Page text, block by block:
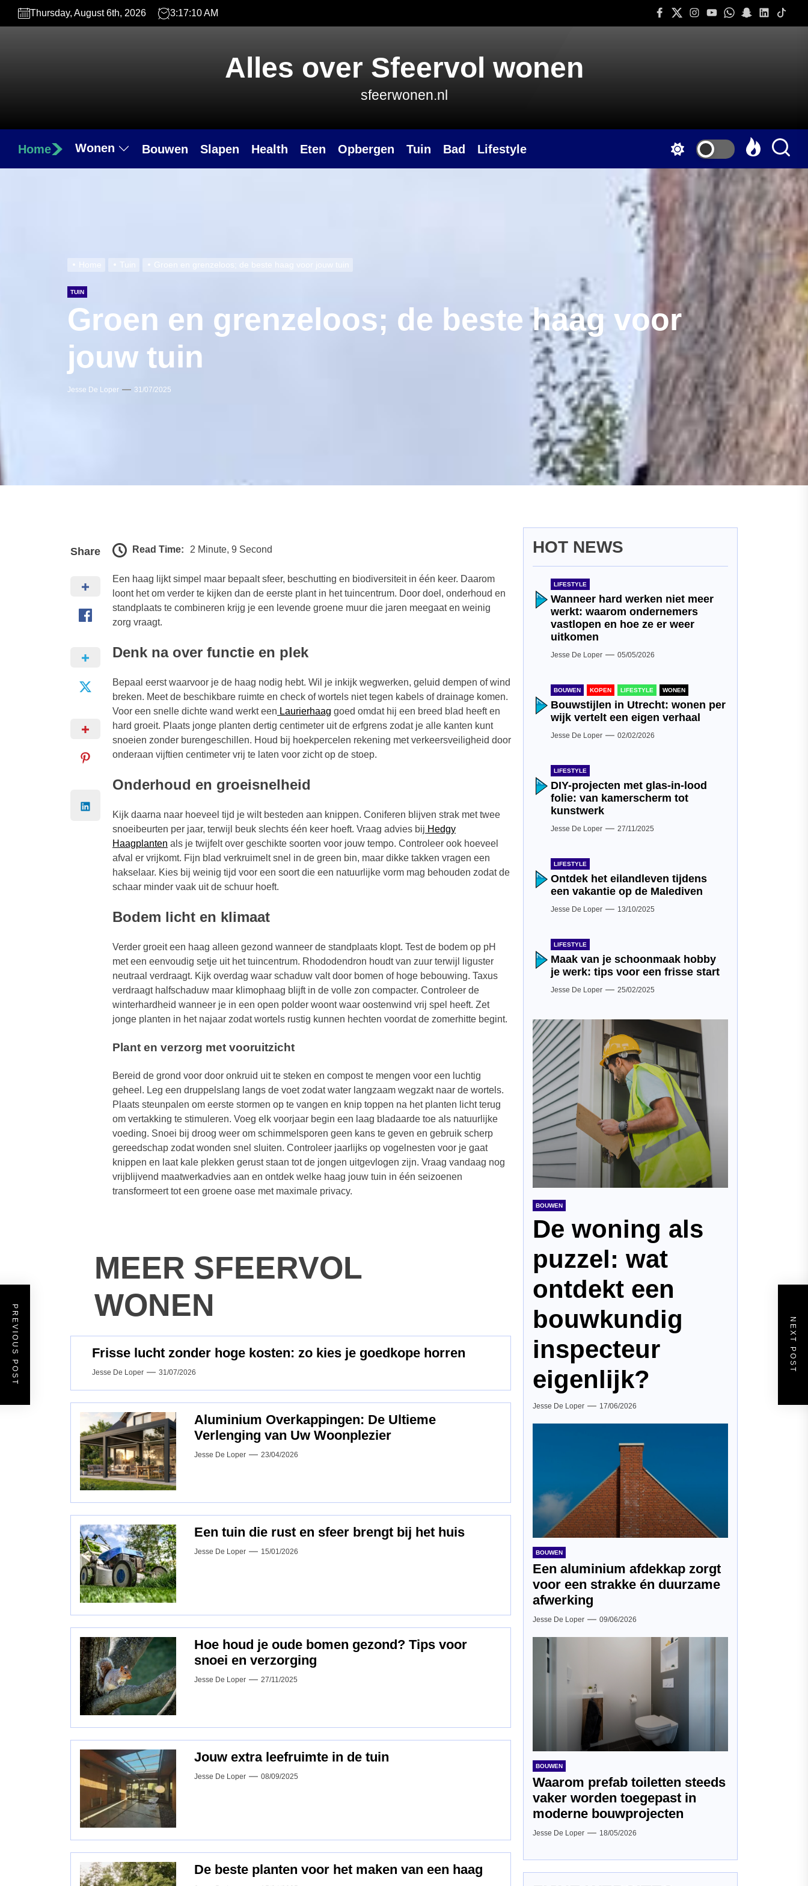
Skip
Thursday, August 6th, 2026 3:17:11 AM Facebook
TwitterInstagram
YoutubeWhatsapp
Snapchat
Linkedin
Tiktok
Alles over Sfeervol wonen
sfeerwonen.nl
Home Wonen Bouwen Slapen Health Eten Opbergen Tuin Bad Lifestyle
Home Tuin Groen en grenzeloos; de beste haag voor jouw tuin
TUIN
Groen en grenzeloos; de beste haag voor
jouw tuin
Jesse De Loper 31/07/2025
Share Read Time: 2 Minute, 9 Second
Een haag lijkt simpel maar bepaalt sfeer, beschutting en biodiversiteit in één keer. Daarom
loont het om verder te kijken dan de eerste plant in het tuincentrum. Door doel, onderhoud en
standplaats te combineren krijg je een levende groene muur die jaren meegaat en weinig
zorg vraagt.
Denk na over functie en plek
Bepaal eerst waarvoor je de haag nodig hebt. Wil je inkijk wegwerken, geluid dempen of wind
breken. Meet de beschikbare ruimte en check of wortels niet tegen kabels of drainage komen.
Voor een snelle dichte wand werkt een Laurierhaag goed omdat hij een breed blad heeft en
hard groeit. Plaats jonge planten dertig centimeter uit de erfgrens zodat je alle kanten kunt
snoeien zonder burengeschillen. Houd bij hoekpercelen rekening met verkeersveiligheid door
onderaan vijftien centimeter vrij te laten voor zicht op de stoep.
Onderhoud en groeisnelheid
Kijk daarna naar hoeveel tijd je wilt besteden aan knippen. Coniferen blijven strak met twee
snoeibeurten per jaar, terwijl beuk slechts één keer hoeft. Vraag advies bij Hedgy
Haagplanten als je twijfelt over geschikte soorten voor jouw tempo. Controleer ook hoeveel
afval er vrijkomt. Fijn blad verkruimelt snel in de green bin, maar dikke takken vragen een
hakselaar. Kies bij weinig tijd voor een soort die een natuurlijke vorm mag behouden zodat de
schaar minder vaak uit de schuur hoeft.
Bodem licht en klimaat
Verder groeit een haag alleen gezond wanneer de standplaats klopt. Test de bodem op pH
met een eenvoudig setje uit het tuincentrum. Rhododendron houdt van zuur terwijl liguster
neutraal verdraagt. Kijk overdag waar schaduw valt door bomen of hoge bebouwing. Taxus
verdraagt halfschaduw maar klimophaag blijft in de volle zon compacter. Controleer de
winterhardheid wanneer je in een open polder woont waar oostenwind vrij spel heeft. Zet
jonge planten in het najaar zodat wortels rustig kunnen hechten voordat de zomerhitte begint.
Plant en verzorg met vooruitzicht
Bereid de grond voor door onkruid uit te steken en compost te mengen voor een luchtig
geheel. Leg een druppelslang langs de voet zodat water langzaam wegzakt naar de wortels.
Plaats steunpalen om eerste stormen op te vangen en knip toppen na het planten licht terug
om vertakking te stimuleren. Voeg elk voorjaar begin een laag bladaarde toe als natuurlijke
voeding. Snoei bij droog weer om schimmelsporen geen kans te geven en gebruik scherp
gereedschap zodat wonden snel sluiten. Controleer jaarlijks op vogelnesten voor je gaat
knippen en laat kale plekken gerust staan tot de jongen uitgevlogen zijn. Vraag vandaag nog
vrijblijvend maatwerkadvies aan en ontdek welke haag jouw tuin in één seizoenen
transformeert tot een groene oase met maximale privacy.
PREVIOUS POST NEXT POST
MEER SFEERVOL
WONEN
Frisse lucht zonder hoge kosten: zo kies je goedkope horren
Jesse De Loper 31/07/2026
Aluminium Overkappingen: De Ultieme
Verlenging van Uw Woonplezier
Jesse De Loper 23/04/2026
Een tuin die rust en sfeer brengt bij het huis
Jesse De Loper 15/01/2026
Hoe houd je oude bomen gezond? Tips voor
snoei en verzorging
Jesse De Loper 27/11/2025
Jouw extra leefruimte in de tuin
Jesse De Loper 08/09/2025
De beste planten voor het maken van een haag
HOT NEWS
LIFESTYLE
Wanneer hard werken niet meer
werkt: waarom ondernemers
vastlopen en hoe ze er weer
uitkomen
Jesse De Loper 05/05/2026
BOUWEN KOPEN LIFESTYLE WONEN
Bouwstijlen in Utrecht: wonen per
wijk vertelt een eigen verhaal
Jesse De Loper 02/02/2026
LIFESTYLE
DIY-projecten met glas-in-lood
folie: van kamerscherm tot
kunstwerk
Jesse De Loper 27/11/2025
LIFESTYLE
Ontdek het eilandleven tijdens
een vakantie op de Malediven
Jesse De Loper 13/10/2025
LIFESTYLE
Maak van je schoonmaak hobby
je werk: tips voor een frisse start
Jesse De Loper 25/02/2025
BOUWEN
De woning als
puzzel: wat
ontdekt een
bouwkundig
inspecteur
eigenlijk?
Jesse De Loper 17/06/2026
BOUWEN
Een aluminium afdekkap zorgt
voor een strakke én duurzame
afwerking
Jesse De Loper 09/06/2026
BOUWEN
Waarom prefab toiletten steeds
vaker worden toegepast in
moderne bouwprojecten
Jesse De Loper 18/05/2026